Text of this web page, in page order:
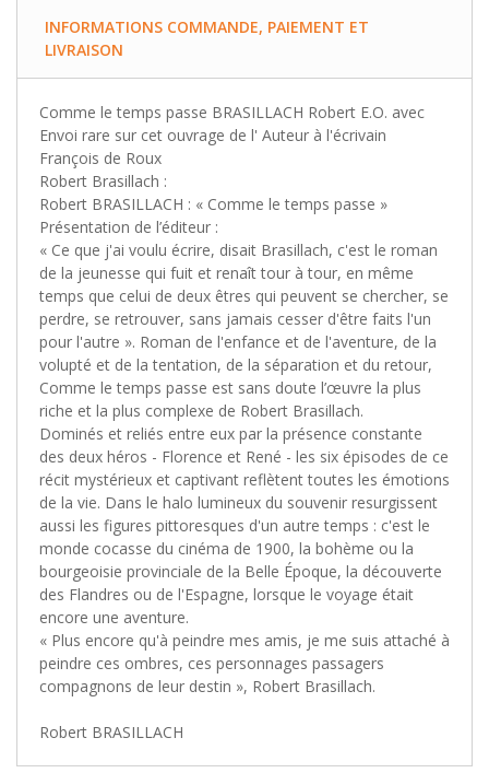
INFORMATIONS COMMANDE, PAIEMENT ET
LIVRAISON
Comme le temps passe BRASILLACH Robert E.O. avec
Envoi rare sur cet ouvrage de l' Auteur à l'écrivain
François de Roux
Robert Brasillach :
Robert BRASILLACH : « Comme le temps passe »
Présentation de l’éditeur :
« Ce que j'ai voulu écrire, disait Brasillach, c'est le roman
de la jeunesse qui fuit et renaît tour à tour, en même
temps que celui de deux êtres qui peuvent se chercher, se
perdre, se retrouver, sans jamais cesser d'être faits l'un
pour l'autre ». Roman de l'enfance et de l'aventure, de la
volupté et de la tentation, de la séparation et du retour,
Comme le temps passe est sans doute l’œuvre la plus
riche et la plus complexe de Robert Brasillach.
Dominés et reliés entre eux par la présence constante
des deux héros - Florence et René - les six épisodes de ce
récit mystérieux et captivant reflètent toutes les émotions
de la vie. Dans le halo lumineux du souvenir resurgissent
aussi les figures pittoresques d'un autre temps : c'est le
monde cocasse du cinéma de 1900, la bohème ou la
bourgeoisie provinciale de la Belle Époque, la découverte
des Flandres ou de l'Espagne, lorsque le voyage était
encore une aventure.
« Plus encore qu'à peindre mes amis, je me suis attaché à
peindre ces ombres, ces personnages passagers
compagnons de leur destin », Robert Brasillach.
Robert BRASILLACH